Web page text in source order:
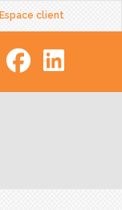
Espace client